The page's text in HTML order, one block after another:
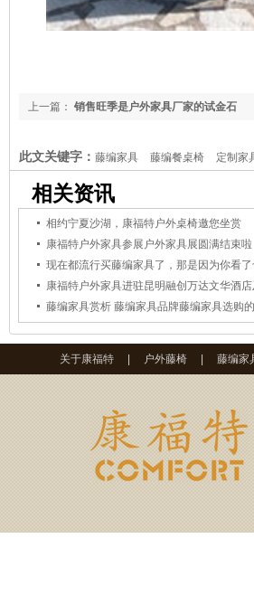
上一篇： 销售旺季是户外家具厂家的试金石
此文关键字： 藤编家具 藤编餐桌椅 定制家
相关资讯
相约宁夏沙湖，康福特户外桌椅邀您坐赏
康福特户外家具参展户外家具展圆满结束啦
藤编家具赏析 藤编家具品牌藤编家具选购
关于康福特 户外藤椅 藤编家